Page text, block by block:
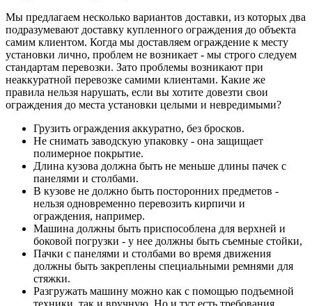
Мы предлагаем несколько вариантов доставки, из которых два
подразумевают доставку купленного ограждения до объекта
самим клиентом. Когда мы доставляем ограждение к месту
установки лично, проблем не возникает - мы строго следуем
стандартам перевозки. Зато проблемы возникают при
неаккуратной перевозке самими клиентами. Какие же
правила нельзя нарушать, если вы хотите довезти свои
ограждения до места установки целыми и невредимыми?
Грузить ограждения аккуратно, без бросков.
Не снимать заводскую упаковку - она защищает
полимерное покрытие.
Длина кузова должна быть не меньше длины пачек с
панелями и столбами.
В кузове не должно быть посторонних предметов -
нельзя одновременно перевозить кирпичи и
ограждения, например.
Машина должны быть приспособлена для верхней и
боковой погрузки - у нее должны быть съемные стойки,
Пачки с панелями и столбами во время движения
должны быть закреплены специальными ремнями для
стяжки.
Разгружать машину можно как с помощью подъемной
техники, так и вручную. Но и тут есть требования,